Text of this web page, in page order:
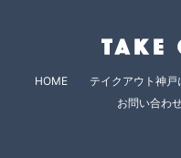
HOME テイクアウト神戸
お問い合わ